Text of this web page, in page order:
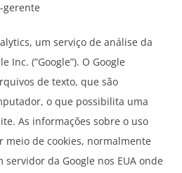
gerente
um serviço de análise da
Inc. (”Google”). O Google
de texto, que são
o que possibilita uma
As informações sobre o uso
de cookies, normalmente
da Google nos EUA onde